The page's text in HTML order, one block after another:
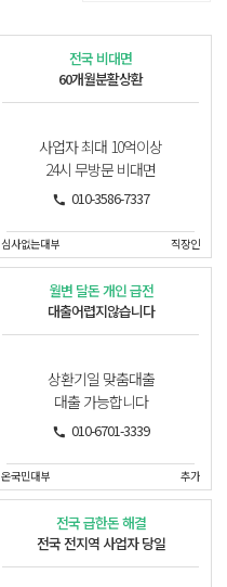
전국 비대면
60개월분활상환
사업자 최대 10억이상
24시 무방문 비대면
010-3586-7337
심사없는대부 직장인
월변 달돈 개인 급전
대출어렵지않습니다
상환기일 맞춤대출
대출 가능합니다
010-6701-3339
온국민대부 추가
전국 급한돈 해결
전국 전지역 사업자 당일